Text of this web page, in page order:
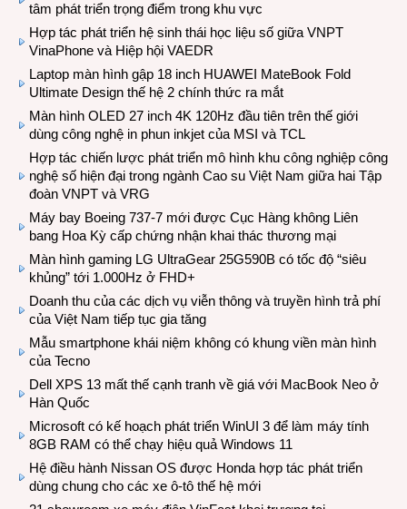
tâm phát triển trọng điểm trong khu vực
Hợp tác phát triển hệ sinh thái học liệu số giữa VNPT
VinaPhone và Hiệp hội VAEDR
Laptop màn hình gập 18 inch HUAWEI MateBook Fold
Ultimate Design thế hệ 2 chính thức ra mắt
Màn hình OLED 27 inch 4K 120Hz đầu tiên trên thế giới
dùng công nghệ in phun inkjet của MSI và TCL
Hợp tác chiến lược phát triển mô hình khu công nghiệp công
nghệ số hiện đại trong ngành Cao su Việt Nam giữa hai Tập
đoàn VNPT và VRG
Máy bay Boeing 737-7 mới được Cục Hàng không Liên
bang Hoa Kỳ cấp chứng nhận khai thác thương mại
Màn hình gaming LG UltraGear 25G590B có tốc độ “siêu
khủng” tới 1.000Hz ở FHD+
Doanh thu của các dịch vụ viễn thông và truyền hình trả phí
của Việt Nam tiếp tục gia tăng
Mẫu smartphone khái niệm không có khung viền màn hình
của Tecno
Dell XPS 13 mất thế cạnh tranh về giá với MacBook Neo ở
Hàn Quốc
Microsoft có kế hoạch phát triển WinUI 3 để làm máy tính
8GB RAM có thể chạy hiệu quả Windows 11
Hệ điều hành Nissan OS được Honda hợp tác phát triển
dùng chung cho các xe ô-tô thế hệ mới